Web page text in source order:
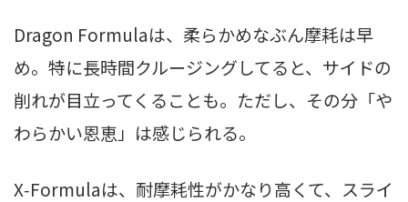
Dragon Formulaは、柔らかめなぶん摩耗は早
め。特に長時間クルージングしてると、サイドの
削れが目立ってくることも。ただし、その分「や
わらかい恩恵」は感じられる。
X‑Formulaは、耐摩耗性がかなり高くて、スライ